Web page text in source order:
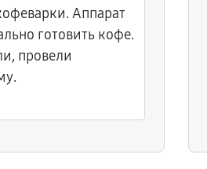
Аппарат
готовить кофе.
провели